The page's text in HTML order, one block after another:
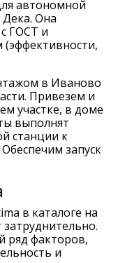
автономной
Она
ГОСТ и
(эффективности,
в Иваново
Привезем и
участке, в доме
выполнят
станции к
запуск
в каталоге на
ряд факторов,
и